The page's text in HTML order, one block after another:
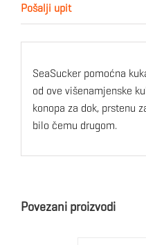
Pošalji upit
SeaSucker pomoćna
od ove višenamjenske
konopa za dok, prstenu
bilo čemu drugom.
Povezani proizvodi